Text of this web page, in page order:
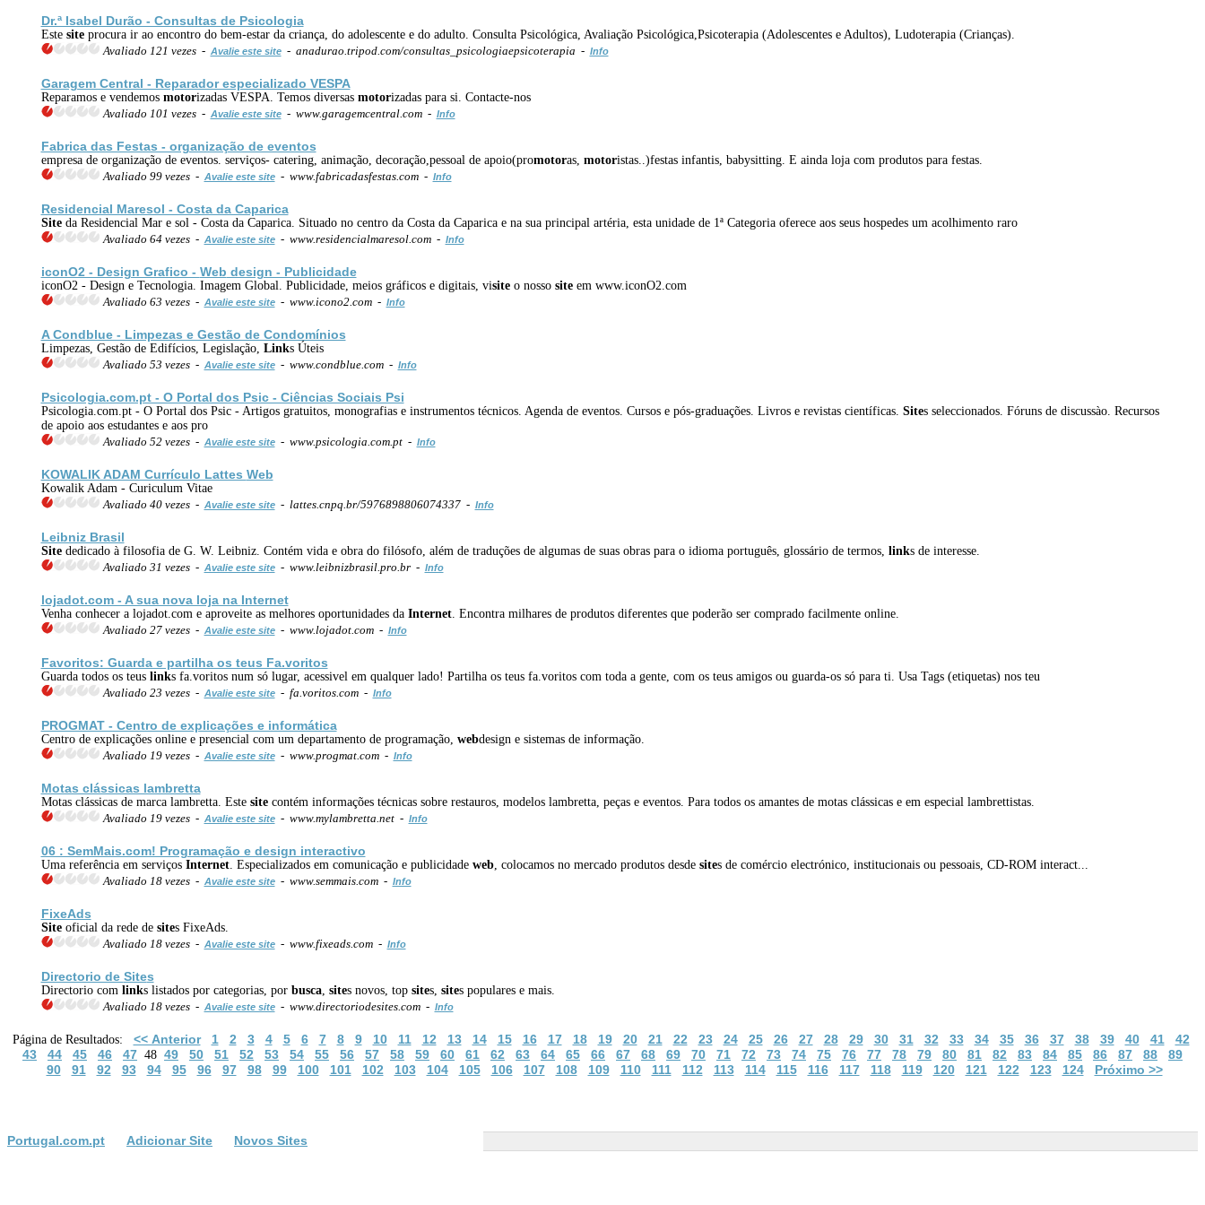
Dr.ª Isabel Durão - Consultas de Psicologia
Este siteprocura ir ao encontro do bem-estar da criança, do adolescente e do adulto. Consulta Psicológica, Avaliação Psicológica,Psicoterapia (Adolescentes e Adultos), Ludoterapia (Crianças).
Avaliado 121 vezes - Avalie este site- anadurao.tripod.com/consultas_psicologiaepsicoterapia - Info
Garagem Central - Reparador especializado VESPA
Reparamos e vendemos motorizadas VESPA. Temos diversas motorizadas para si. Contacte-nos
Avaliado 101 vezes - Avalie este site- www.garagemcentral.com - Info
Fabrica das Festas - organização de eventos
empresa de organização de eventos. serviços- catering, animação, decoração,pessoal de apoio(promotoras, motoristas..)festas infantis, babysitting. E ainda loja com produtos para festas.
Avaliado 99 vezes - Avalie este site- www.fabricadasfestas.com - Info
Residencial Maresol - Costa da Caparica
Siteda Residencial Mar e sol - Costa da Caparica. Situado no centro da Costa da Caparica e na sua principal artéria, esta unidade de 1ª Categoria oferece aos seus hospedes um acolhimento raro
Avaliado 64 vezes - Avalie este site- www.residencialmaresol.com - Info
iconO2 - Design Grafico - Web design - Publicidade
iconO2 - Design e Tecnologia. Imagem Global. Publicidade, meios gráficos e digitais, visiteo nosso siteem www.iconO2.com
Avaliado 63 vezes - Avalie este site- www.icono2.com - Info
A Condblue - Limpezas e Gestão de Condomínios
Limpezas, Gestão de Edifícios, Legislação, Links Úteis
Avaliado 53 vezes - Avalie este site- www.condblue.com - Info
Psicologia.com.pt - O Portal dos Psic - Ciências Sociais Psi
Psicologia.com.pt - O Portal dos Psic - Artigos gratuitos, monografias e instrumentos técnicos. Agenda de eventos. Cursos e pós-graduações. Livros e revistas científicas. Sites seleccionados. Fóruns de discussào. Recursos
de apoio aos estudantes e aos pro
Avaliado 52 vezes - Avalie este site- www.psicologia.com.pt - Info
KOWALIK ADAM Currículo Lattes Web
Kowalik Adam - Curiculum Vitae
Avaliado 40 vezes - Avalie este site- lattes.cnpq.br/5976898806074337 - Info
Leibniz Brasil
Sitededicado à filosofia de G. W. Leibniz. Contém vida e obra do filósofo, além de traduções de algumas de suas obras para o idioma português, glossário de termos, links de interesse.
Avaliado 31 vezes - Avalie este site- www.leibnizbrasil.pro.br - Info
lojadot.com - A sua nova loja na Internet
Venha conhecer a lojadot.com e aproveite as melhores oportunidades da Internet. Encontra milhares de produtos diferentes que poderão ser comprado facilmente online.
Avaliado 27 vezes - Avalie este site- www.lojadot.com - Info
Favoritos: Guarda e partilha os teus Fa.voritos
Guarda todos os teus links fa.voritos num só lugar, acessivel em qualquer lado! Partilha os teus fa.voritos com toda a gente, com os teus amigos ou guarda-os só para ti. Usa Tags (etiquetas) nos teu
Avaliado 23 vezes - Avalie este site- fa.voritos.com - Info
PROGMAT - Centro de explicações e informática
Centro de explicações online e presencial com um departamento de programação, webdesign e sistemas de informação.
Avaliado 19 vezes - Avalie este site- www.progmat.com - Info
Motas clássicas lambretta
Motas clássicas de marca lambretta. Este sitecontém informações técnicas sobre restauros, modelos lambretta, peças e eventos. Para todos os amantes de motas clássicas e em especial lambrettistas.
Avaliado 19 vezes - Avalie este site- www.mylambretta.net - Info
06 : SemMais.com! Programação e design interactivo
Uma referência em serviços Internet. Especializados em comunicação e publicidade web, colocamos no mercado produtos desde sites de comércio electrónico, institucionais ou pessoais, CD-ROM interact...
Avaliado 18 vezes - Avalie este site- www.semmais.com - Info
FixeAds
Siteoficial da rede de sites FixeAds.
Avaliado 18 vezes - Avalie este site- www.fixeads.com - Info
Directorio de Sites
Directorio com links listados por categorias, por busca, sites novos, top sites, sites populares e mais.
Avaliado 18 vezes - Avalie este site- www.directoriodesites.com - Info
Página de Resultados: << Anterior 1 2 3 4 5 6 7 8 9 10 11 12 13 14 15 16 17 18 19 20 21 22 23 24 25 26 27 28 29 30 31 32 33 34 35 36 37 38 39 40 41
42
43
44 45 46 47 48 49 50 51 52 53 54 55 56 57 58 59 60 61 62 63 64 65 66 67 68 69 70 71 72 73 74 75 76 77 78 79 80 81 82 83 84 85 86 87 88
89
90
91 92 93 94 95 96 97 98 99 100 101 102 103 104 105 106 107 108 109 110 111 112 113 114 115 116 117 118 119 120 121 122 123 124 Próximo >>
Portugal.com.pt Adicionar Site Novos Sites